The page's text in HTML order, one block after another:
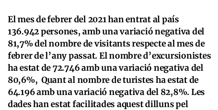
El mes de febrer del 2021 han entrat al país
136.942 persones, amb una variació negativa del
81,7% del nombre de visitants respecte al mes de
febrer de l’any passat. El nombre d’excursionistes
ha estat de 72.746 amb una variació negativa del
80,6%, Quant al nombre de turistes ha estat de
64.196 amb una variació negativa del 82,8%. Les
dades han estat facilitades aquest dilluns pel